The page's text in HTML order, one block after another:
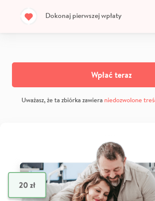
Dokonaj pierwszej wpłaty
Wpłać teraz
Uważasz, że ta zbiórka zawiera niedozwolone